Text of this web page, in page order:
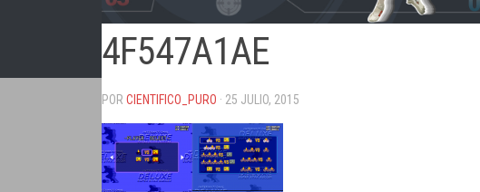
4F547A1AE
POR CIENTIFICO_PURO · 25 JULIO, 2015